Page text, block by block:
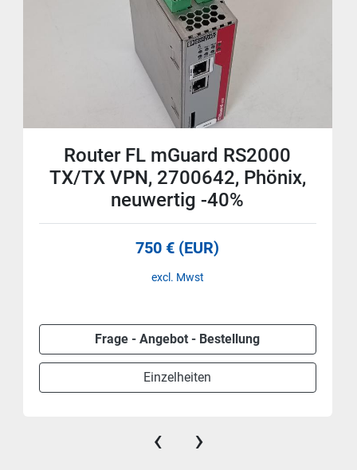
Router FL mGuard RS2000
TX/TX VPN, 2700642, Phönix,
neuwertig -40%
750 € (EUR)
excl. Mwst
Frage - Angebot - Bestellung
Einzelheiten
‹ ›